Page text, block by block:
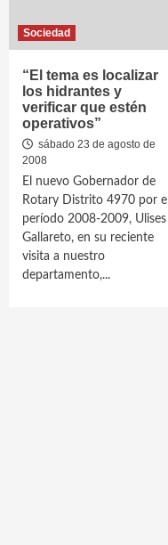
Sociedad
“El tema es localizar
los hidrantes y
verificar que estén
operativos”
sábado 23 de agosto de
2008
El nuevo Gobernador de
Rotary Distrito 4970 por el
período 2008-2009, Ulises
Gallareto, en su reciente
visita a nuestro
departamento,...